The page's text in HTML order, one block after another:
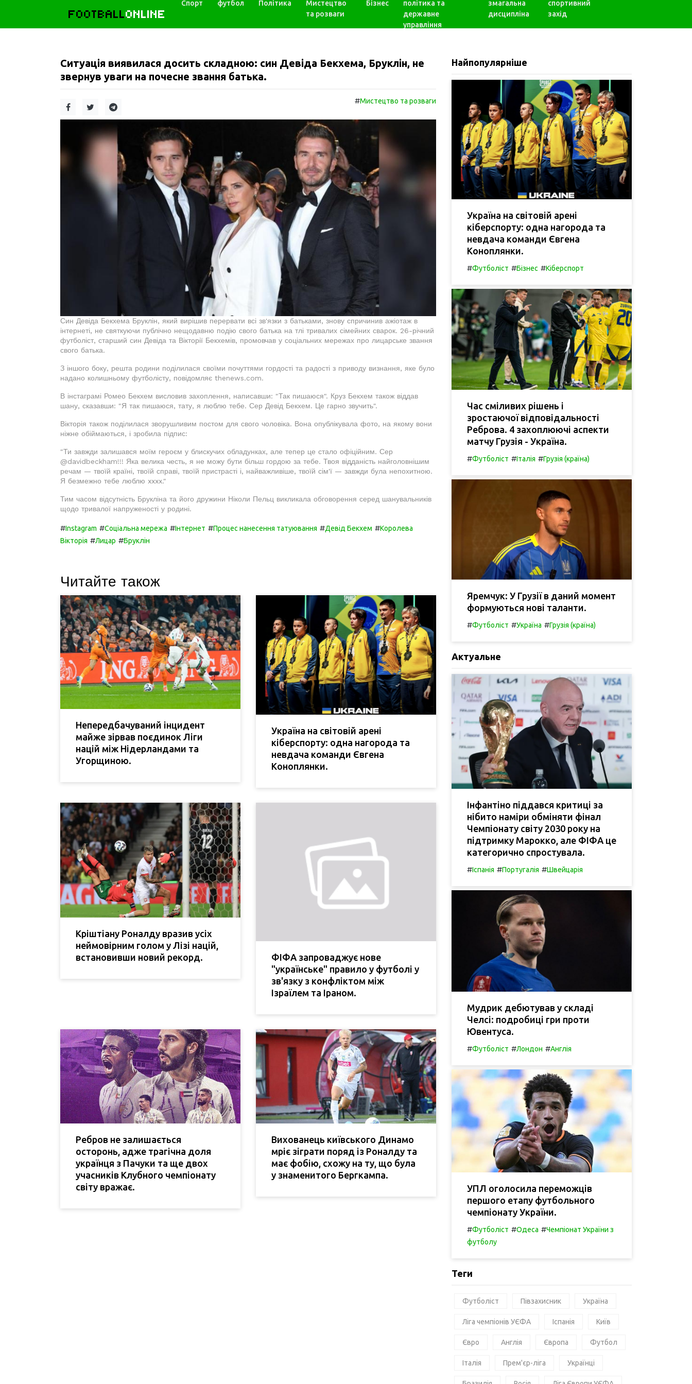
FOOTBALLONLINE
Спорт футбол Політика
Мистецтво
та розваги
Бізнес
політика та
державне
управління
змагальна
дисципліна
спортивний
захід
Ситуація виявилася досить складною: син Девіда Бекхема, Бруклін, не
звернув уваги на почесне звання батька.
#Мистецтво та розваги
Син Девіда Бекхема Бруклін, який вирішив перервати всі зв'язки з батьками, знову спричинив ажіотаж в
інтернеті, не святкуючи публічно нещодавню подію свого батька на тлі тривалих сімейних сварок. 26-річний
футболіст, старший син Девіда та Вікторії Бекхемів, промовчав у соціальних мережах про лицарське звання
свого батька.
З іншого боку, решта родини поділилася своїми почуттями гордості та радості з приводу визнання, яке було
надано колишньому футболісту, повідомляє thenews.com.
В інстаграмі Ромео Бекхем висловив захоплення, написавши: "Так пишаюся". Круз Бекхем також віддав
шану, сказавши: "Я так пишаюся, тату, я люблю тебе. Сер Девід Бекхем. Це гарно звучить".
Вікторія також поділилася зворушливим постом для свого чоловіка. Вона опублікувала фото, на якому вони
ніжне обіймаються, і зробила підпис:
"Ти завжди залишався моїм героєм у блискучих обладунках, але тепер це стало офіційним. Сер
@davidbeckham!!! Яка велика честь, я не можу бути більш гордою за тебе. Твоя відданість найголовнішим
речам — твоїй країні, твоїй справі, твоїй пристрасті і, найважливіше, твоїй сім'ї — завжди була непохитною.
Я безмежно тебе люблю xxxx."
Тим часом відсутність Брукліна та його дружини Ніколи Пельц викликала обговорення серед шанувальників
щодо тривалої напруженості у родині.
#Instagram #Соціальна мережа #Інтернет #Процес нанесення татуювання #Девід Бекхем #Королева
Вікторія #Лицар #Бруклін
Читайте також
Непередбачуваний інцидент
майже зірвав поєдинок Ліги
націй між Нідерландами та
Угорщиною.
Україна на світовій арені
кіберспорту: одна нагорода та
невдача команди Євгена
Коноплянки.
Кріштіану Роналду вразив усіх
неймовірним голом у Лізі націй,
встановивши новий рекорд.
ФІФА запроваджує нове
"українське" правило у футболі у
зв'язку з конфліктом між
Ізраїлем та Іраном.
Ребров не залишається
осторонь, адже трагічна доля
українця з Пачуки та ще двох
учасників Клубного чемпіонату
світу вражає.
Вихованець київського Динамо
мріє зіграти поряд із Роналду та
має фобію, схожу на ту, що була
у знаменитого Бергкампа.
Найпопулярніше
Україна на світовій арені
кіберспорту: одна нагорода та
невдача команди Євгена
Коноплянки.
#Футболіст #Бізнес #Кіберспорт
Час сміливих рішень і
зростаючої відповідальності
Реброва. 4 захоплюючі аспекти
матчу Грузія - Україна.
#Футболіст #Італія #Грузія (країна)
Яремчук: У Грузії в даний момент
формуються нові таланти.
#Футболіст #Україна #Грузія (країна)
Актуальне
Інфантіно піддався критиці за
нібито наміри обміняти фінал
Чемпіонату світу 2030 року на
підтримку Марокко, але ФІФА це
категорично спростувала.
#Іспанія #Португалія #Швейцарія
Мудрик дебютував у складі
Челсі: подробиці гри проти
Ювентуса.
#Футболіст #Лондон #Англія
УПЛ оголосила переможців
першого етапу футбольного
чемпіонату України.
#Футболіст #Одеса #Чемпіонат України з
футболу
Теги
Футболіст Півзахисник Україна
Ліга чемпіонів УЄФА Іспанія Київ
Євро Англія Європа Футбол
Італія Прем'єр-ліга Українці